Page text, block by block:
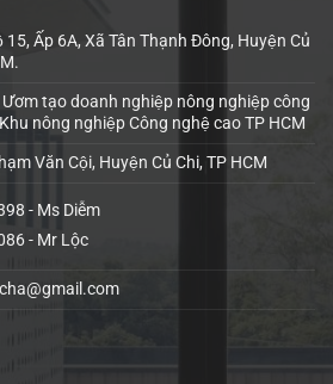
15, Ấp 6A, Xã Tân Thạnh Đông, Huyện Củ
tạo doanh nghiệp nông nghiệp công
nông nghiệp Công nghệ cao TP HCM
Văn Cội, Huyện Củ Chi, TP HCM
- Ms Diễm
- Mr Lộc